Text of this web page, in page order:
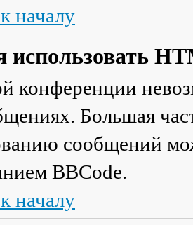
началу
использовать
конференции
Большая
сообщений
BBCode.
началу